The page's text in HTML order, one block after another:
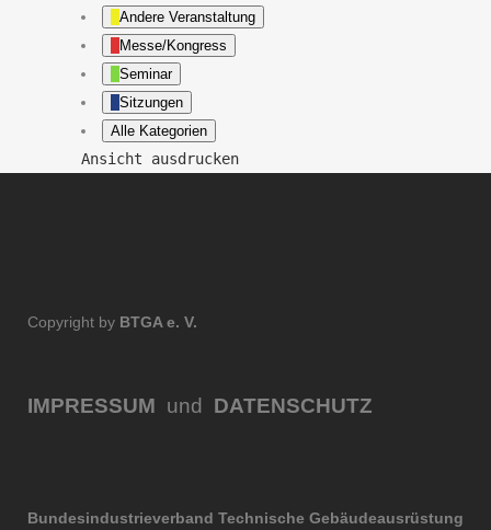
Andere Veranstaltung
Messe/Kongress
Seminar
Sitzungen
Alle Kategorien
Ansicht ausdrucken
Copyright by BTGA e. V.
IMPRESSUM und DATENSCHUTZ
Bundesindustrieverband Technische Gebäudeausrüstung